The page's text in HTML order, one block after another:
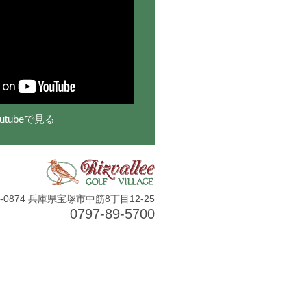
で見る
0874 兵庫県宝塚市中筋8丁目12-25
0797-89-5700